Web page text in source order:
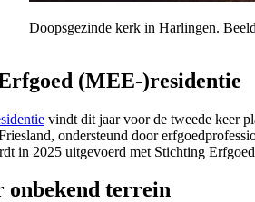
Doopsgezinde kerk in Harlingen.
(MEE-)residentie
vindt dit jaar voor de tweede keer
ondersteund door
in 2025 uitgevoerd met Stichting
onbekend terrein